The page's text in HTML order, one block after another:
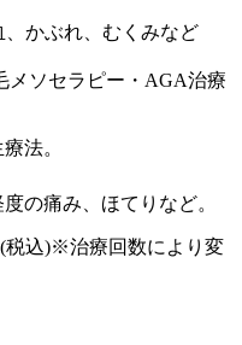
かぶれ、むくみなど
メソセラピー・AGA治療
法。
の痛み、ほてりなど。
(税込)※治療回数により変